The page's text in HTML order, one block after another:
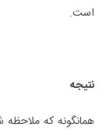
است.
نتیجه
همانگونه که